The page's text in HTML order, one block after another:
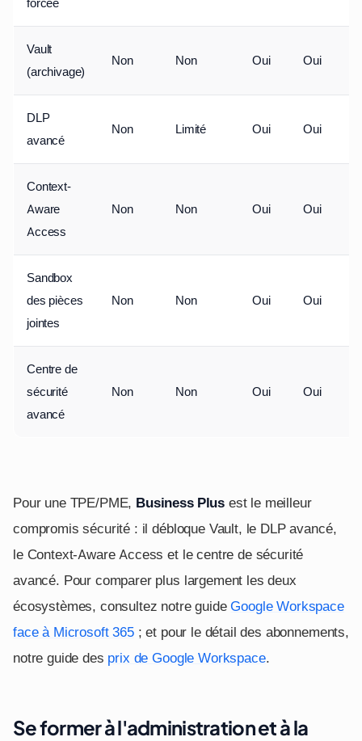
forcée
Vault
(archivage)
Non Non Oui Oui
DLP
avancé
Non Limité Oui Oui
Context-
Aware
Access
Non Non Oui Oui
Sandbox
des pièces
jointes
Non Non Oui Oui
Centre de
sécurité
avancé
Non Non Oui Oui
Pour une TPE/PME, Business Plus est le meilleur
compromis sécurité : il débloque Vault, le DLP avancé,
le Context-Aware Access et le centre de sécurité
avancé. Pour comparer plus largement les deux
écosystèmes, consultez notre guideGoogle Workspace
face à Microsoft 365; et pour le détail des abonnements,
notre guide des prix de Google Workspace.
Se former à l'administration et à la